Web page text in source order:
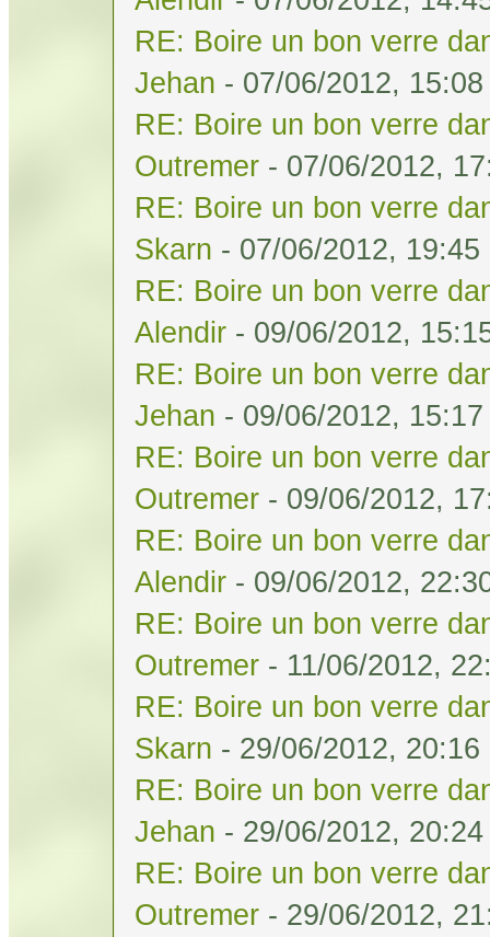
RE: Boire un bon verre
Jehan - 07/06/2012, 15:08
RE: Boire un bon verre
Outremer - 07/06/2012,
RE: Boire un bon verre
Skarn - 07/06/2012, 19:45
RE: Boire un bon verre
Alendir - 09/06/2012,
RE: Boire un bon verre
Jehan - 09/06/2012, 15:17
RE: Boire un bon verre
Outremer - 09/06/2012,
RE: Boire un bon verre
Alendir - 09/06/2012,
RE: Boire un bon verre
Outremer - 11/06/2012,
RE: Boire un bon verre
Skarn - 29/06/2012, 20:16
RE: Boire un bon verre
Jehan - 29/06/2012, 20:24
RE: Boire un bon verre
Outremer - 29/06/2012,